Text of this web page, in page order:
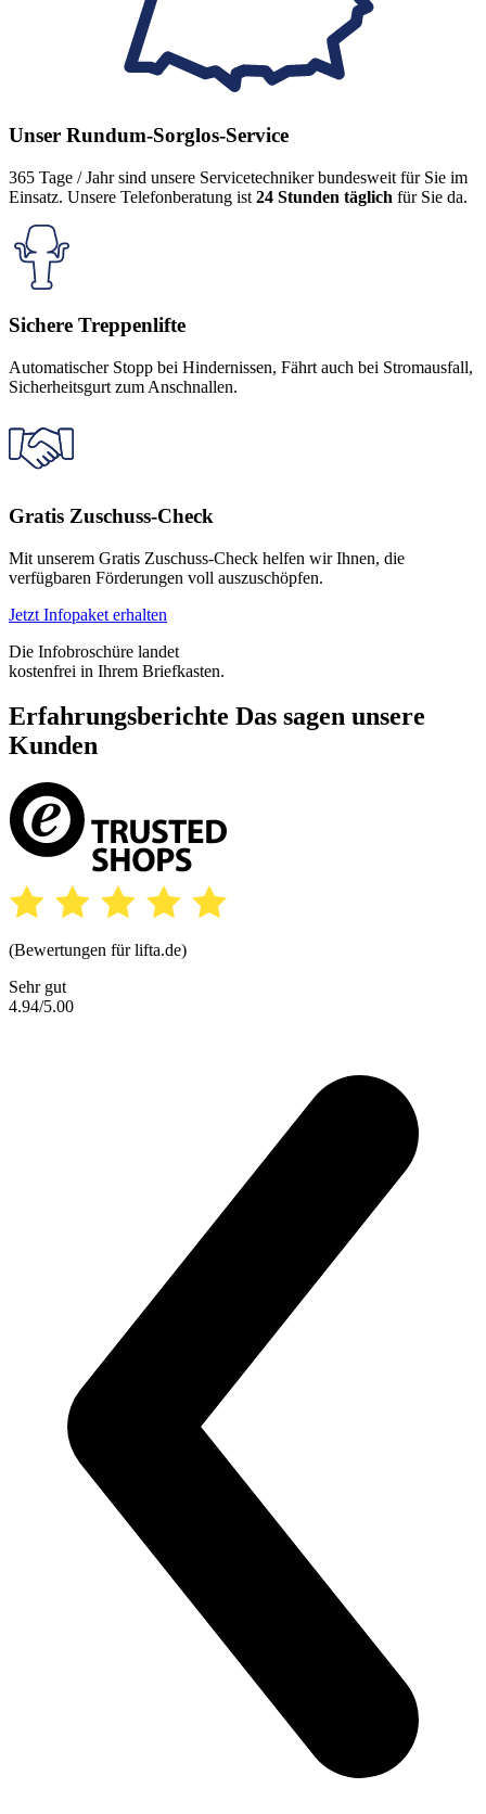
Unser Rundum-Sorglos-Service
365 Tage / Jahr sind unsere Servicetechniker bundesweit für Sie im
Einsatz. Unsere Telefonberatung ist 24 Stunden täglich für Sie da.
Sichere Treppenlifte
Automatischer Stopp bei Hindernissen, Fährt auch bei Stromausfall,
Sicherheitsgurt zum Anschnallen.
Gratis Zuschuss-Check
Mit unserem Gratis Zuschuss-Check helfen wir Ihnen, die
verfügbaren Förderungen voll auszuschöpfen.
Jetzt Infopaket erhalten
Die Infobroschüre landet
kostenfrei in Ihrem Briefkasten.
Erfahrungsberichte Das sagen unsere
Kunden
(Bewertungen für lifta.de)
Sehr gut
4.94/5.00